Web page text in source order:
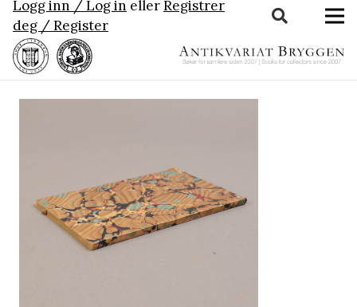
Logg inn / Log in ellerRegistrer
deg / Register